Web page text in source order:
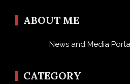
ABOUT ME
News and Media
CATEGORY